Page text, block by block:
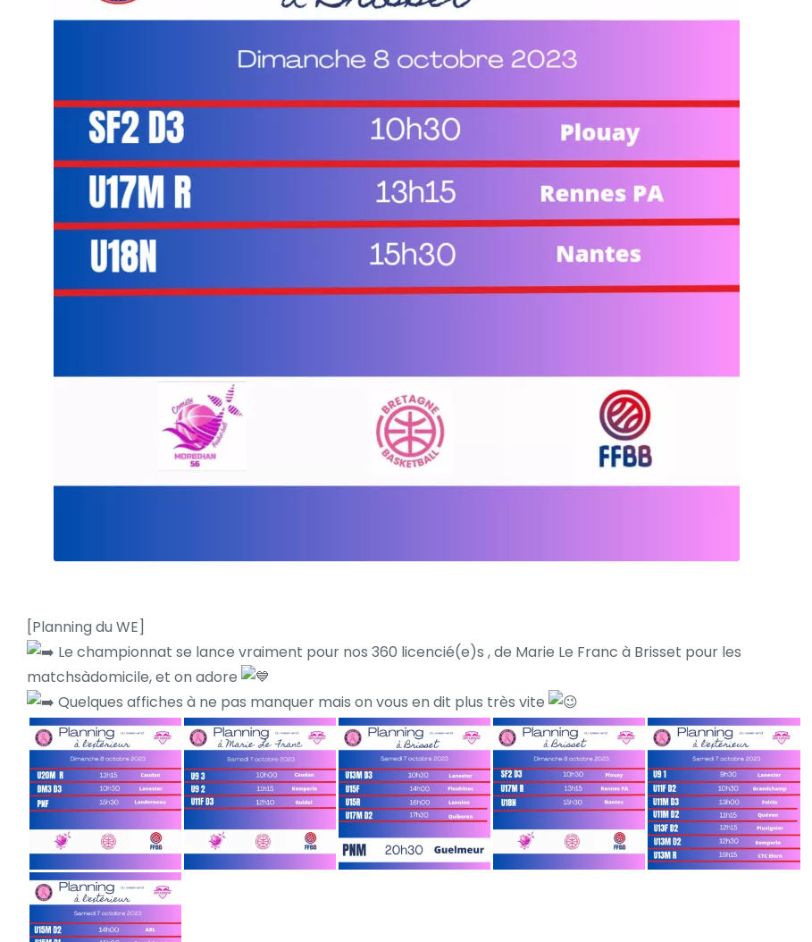
[Planning du WE]
Le championnat se lance vraiment pour nos 360 licencié(e)s , de Marie Le Franc à Brisset pour les
matchsàdomicile, et on adore
Quelques affiches à ne pas manquer mais on vous en dit plus très vite